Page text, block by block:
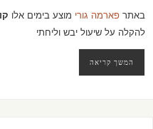
באתר פארמה גורי מוצע בימים אלו
להקלה על שיעול יבש וליחתי
המשך קריאה